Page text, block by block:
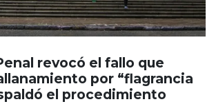
revocó el fallo que
por “flagrancia
el procedimiento